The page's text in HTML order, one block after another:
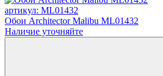
артикул: ML01432
Обои Architector Malibu ML01432
Наличие уточняйте